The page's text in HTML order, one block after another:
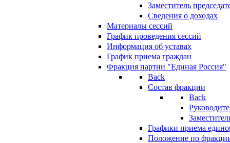
Заместитель
Сведения о доходах
Материалы сессий
График проведения сессий
Информация об уставах
График приема граждан
Фракция партии "Единая Россия"
Back
Состав фракции
Back
Графики приема
Положение по